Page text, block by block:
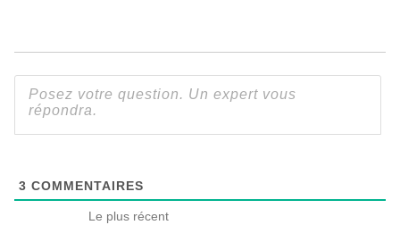
3 COMMENTAIRES
Le plus récent